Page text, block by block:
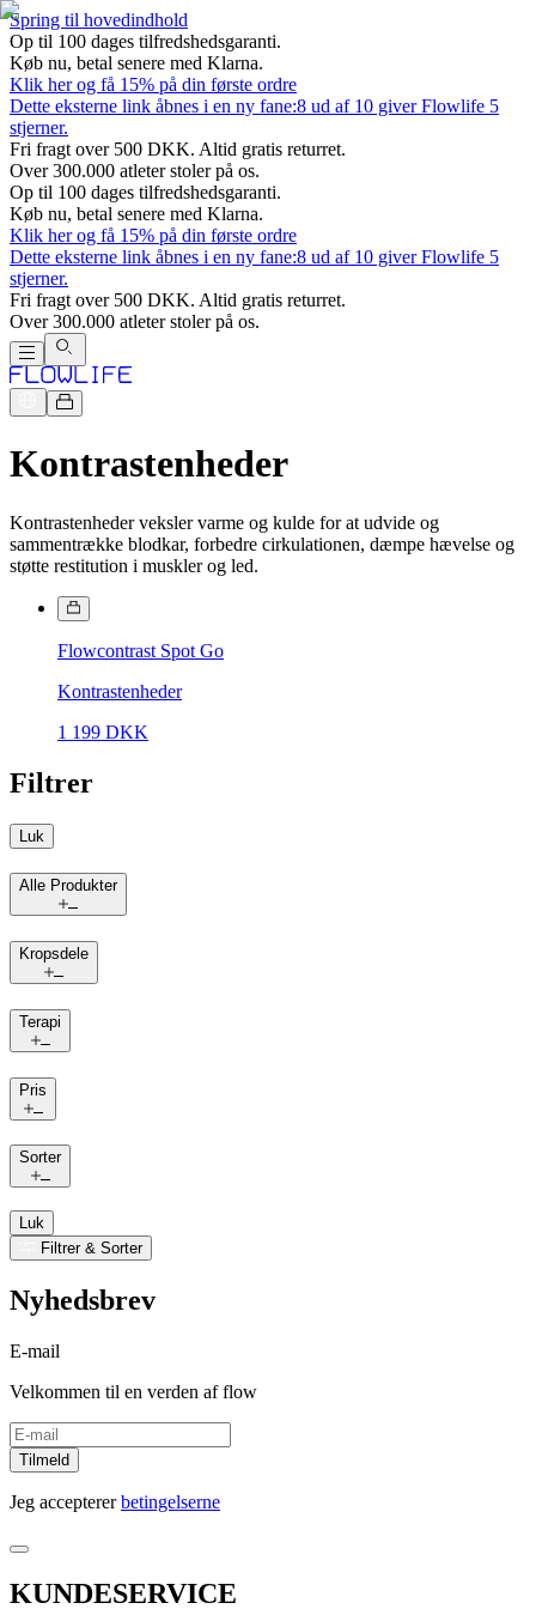
Spring til hovedindhold
Op til 100 dages tilfredshedsgaranti.
Køb nu, betal senere med Klarna.
Klik her og få 15% på din første ordre
Dette eksterne link åbnes i en ny fane:8 ud af 10 giver Flowlife 5
stjerner.
Fri fragt over 500 DKK. Altid gratis returret.
Over 300.000 atleter stoler på os.
Op til 100 dages tilfredshedsgaranti.
Køb nu, betal senere med Klarna.
Klik her og få 15% på din første ordre
Dette eksterne link åbnes i en ny fane:8 ud af 10 giver Flowlife 5
stjerner.
Fri fragt over 500 DKK. Altid gratis returret.
Over 300.000 atleter stoler på os.
Kontrastenheder
Kontrastenheder veksler varme og kulde for at udvide og
sammentrække blodkar, forbedre cirkulationen, dæmpe hævelse og
støtte restitution i muskler og led.
Flowcontrast Spot Go
Kontrastenheder
1 199 DKK
Filtrer
Luk
Alle Produkter
Kropsdele
Terapi
Pris
Sorter
Luk
Filtrer & Sorter
Nyhedsbrev
E-mail
Velkommen til en verden af flow
Tilmeld
Jeg acceptererbetingelserne
KUNDESERVICE